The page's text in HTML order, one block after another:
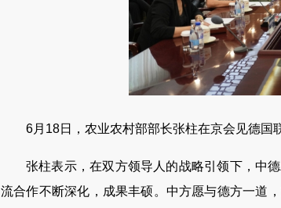
6月18日，农业农村部部长张柱在京会见德国
张柱表示，在双方领导人的战略引领下，中
流合作不断深化，成果丰硕。中方愿与德方一道